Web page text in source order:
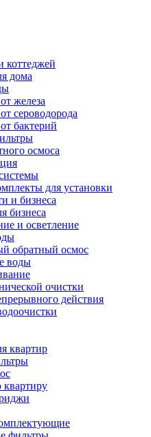
коттеджей
дома
железа
сероводорода
бактерий
осмоса
для установки
и бизнеса
бизнеса
и осветление
обратный осмос
воды
очистки
действия
квартир